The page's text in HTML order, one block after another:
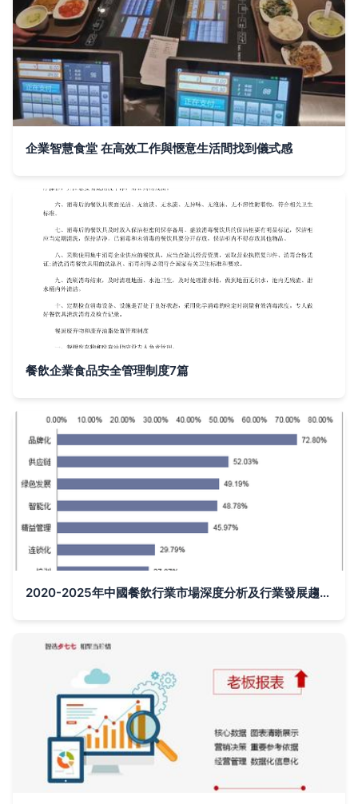
企業智慧食堂 在高效工作與愜意生活間找到儀式感
餐飲企業食品安全管理制度7篇
2020-2025年中國餐飲行業市場深度分析及行業發展趨勢報告